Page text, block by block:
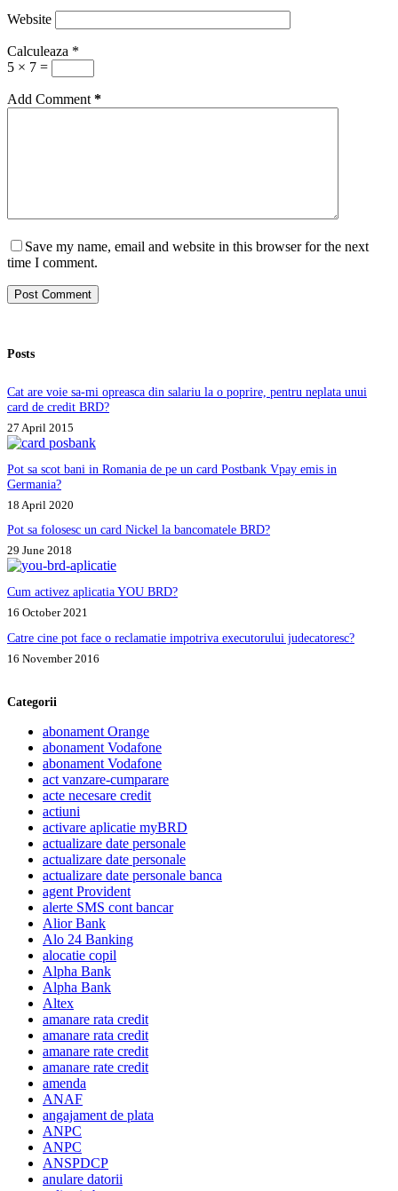
Website
Calculeaza *
5 × 7 =
Add Comment *
Save my name, email and website in this browser for the next
time I comment.
Post Comment
Posts
Cat are voie sa-mi opreasca din salariu la o poprire, pentru neplata unui
card de credit BRD?
27 April 2015
Pot sa scot bani in Romania de pe un card Postbank Vpay emis in
Germania?
18 April 2020
Pot sa folosesc un card Nickel la bancomatele BRD?
29 June 2018
Cum activez aplicatia YOU BRD?
16 October 2021
Catre cine pot face o reclamatie impotriva executorului judecatoresc?
16 November 2016
Categorii
abonament Orange
abonament Vodafone
abonament Vodafone
act vanzare-cumparare
acte necesare credit
actiuni
activare aplicatie myBRD
actualizare date personale
actualizare date personale
actualizare date personale banca
agent Provident
alerte SMS cont bancar
Alior Bank
Alo 24 Banking
alocatie copil
Alpha Bank
Alpha Bank
Altex
amanare rata credit
amanare rata credit
amanare rate credit
amanare rate credit
amenda
ANAF
angajament de plata
ANPC
ANPC
ANSPDCP
anulare datorii